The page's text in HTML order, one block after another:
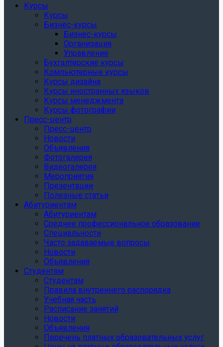
Курсы
Курсы
Бизнес-курсы
Бизнес-курсы
Организация
Управление
Бухгалтерские курсы
Компьютерные курсы
Курсы дизайна
Курсы иностранных языков
Курсы менеджмента
Курсы фотографии
Пресс-центр
Пресс-центр
Новости
Объявления
Фотогалерея
Видеогалерея
Мероприятия
Презентации
Полезные статьи
Абитуриентам
Абитуриентам
Среднее профессиональное образование
Специальности
Часто задаваемые вопросы
Новости
Объявления
Студентам
Студентам
Правила внутреннего распорядка
Учебная часть
Расписание занятий
Новости
Объявления
Перечень платных образовательных услуг